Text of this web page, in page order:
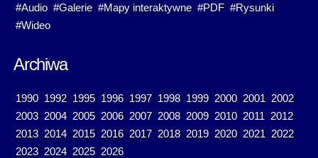
#Audio #Galerie #Mapy interaktywne #PDF #Rysunki
#Wideo
Archiwa
1990 1992 1995 1996 1997 1998 1999 2000 2001 2002
2003 2004 2005 2006 2007 2008 2009 2010 2011 2012
2013 2014 2015 2016 2017 2018 2019 2020 2021 2022
2023 2024 2025 2026